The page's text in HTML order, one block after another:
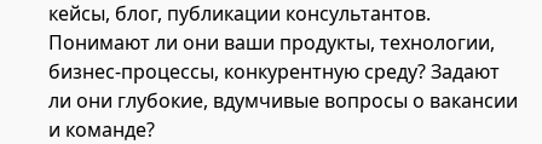
кейсы, блог, публикации консультантов.
Понимают ли они ваши продукты, технологии,
бизнес-процессы, конкурентную среду? Задают
ли они глубокие, вдумчивые вопросы о вакансии
и команде?